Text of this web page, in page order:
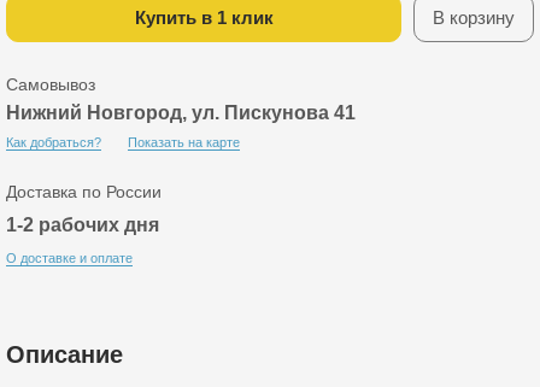
Купить в 1 клик В корзину
Самовывоз
Нижний Новгород, ул. Пискунова 41
Как добраться? Показать на карте
Доставка по России
1-2 рабочих дня
О доставке и оплате
Описание